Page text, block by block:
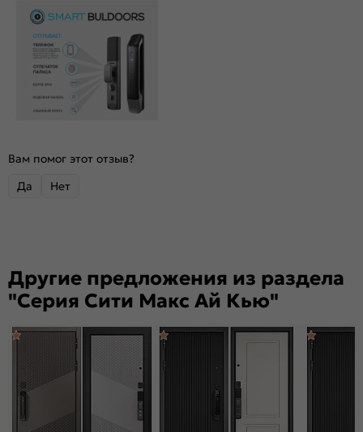
Вам помог этот отзыв?
Да
Нет
Другие предложения из раздела
"Серия Сити Макс Ай Кью"